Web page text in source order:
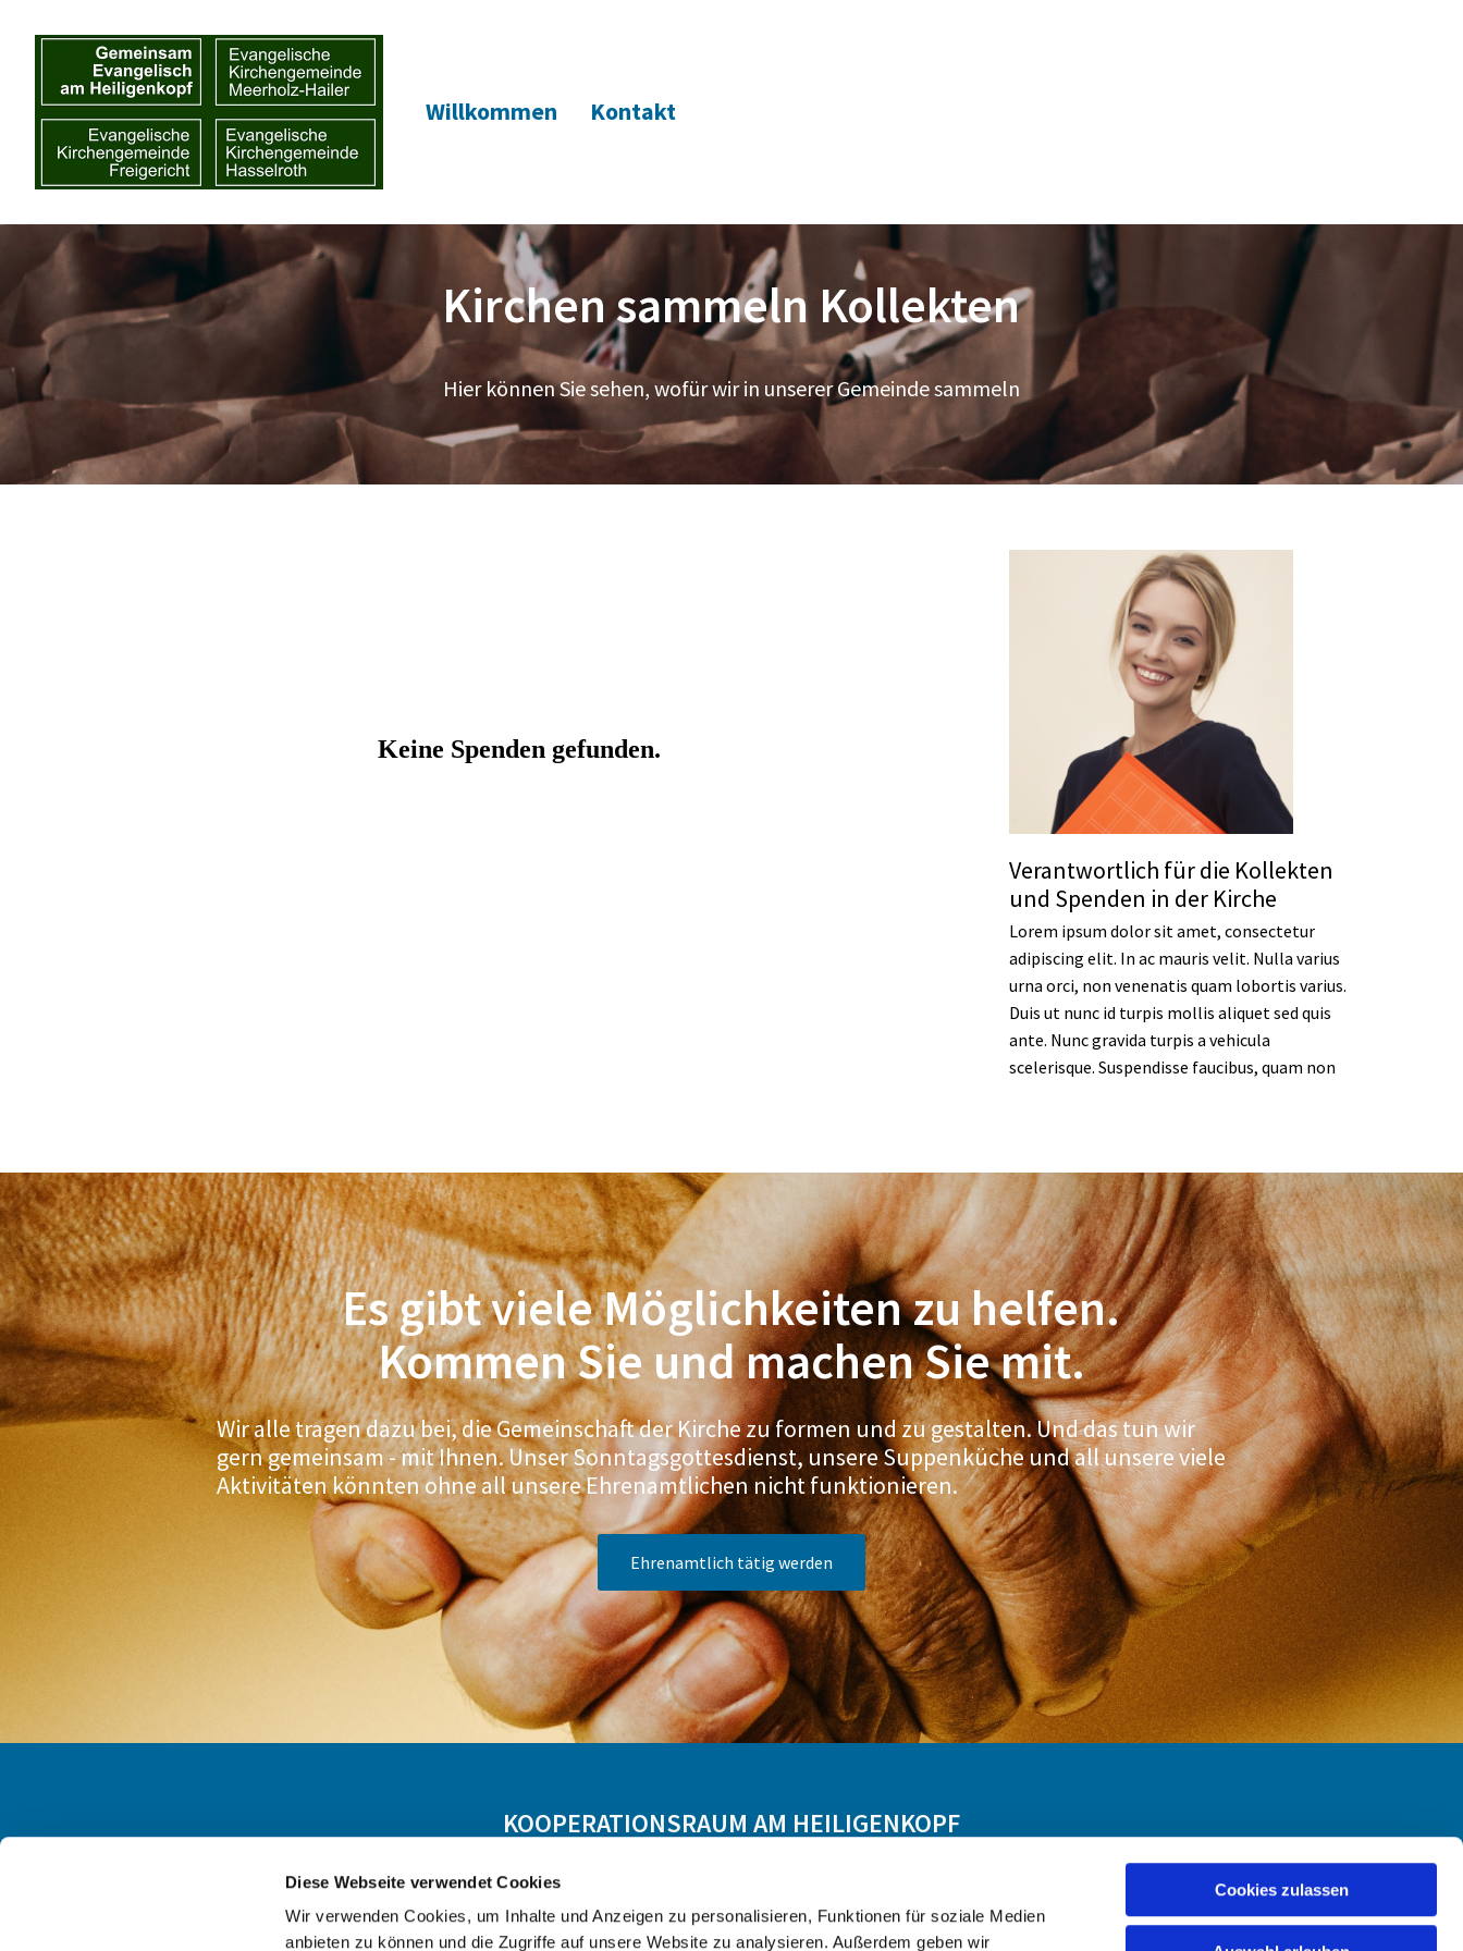
Diese Webseite verwendet Cookies
Wir verwenden Cookies, um Inhalte und Anzeigen zu personalisieren, Funktionen für soziale Medien
anbieten zu können und die Zugriffe auf unsere Website zu analysieren. Außerdem geben wir
Cookies zulassen
Willkommen Kontakt
Kirchen sammeln Kollekten
Hier können Sie sehen, wofür wir in unserer Gemeinde sammeln
Verantwortlich für die Kollekten
und Spenden in der Kirche
Lorem ipsum dolor sit amet, consectetur
adipiscing elit. In ac mauris velit. Nulla varius
urna orci, non venenatis quam lobortis varius.
Duis ut nunc id turpis mollis aliquet sed quis
ante. Nunc gravida turpis a vehicula
scelerisque. Suspendisse faucibus, quam non
Es gibt viele Möglichkeiten zu helfen.
Kommen Sie und machen Sie mit.
Wir alle tragen dazu bei, die Gemeinschaft der Kirche zu formen und zu gestalten. Und das tun wir
gern gemeinsam - mit Ihnen. Unser Sonntagsgottesdienst, unsere Suppenküche und all unsere viele
Aktivitäten könnten ohne all unsere Ehrenamtlichen nicht funktionieren.
Ehrenamtlich tätig werden
KOOPERATIONSRAUM AM HEILIGENKOPF
Ev. KG Hasselroth